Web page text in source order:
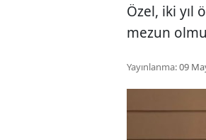
Özel, iki yıl
mezun
Yayınlanma:09